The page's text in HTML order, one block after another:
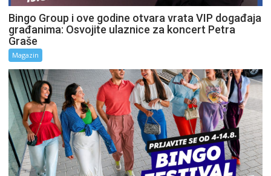
Bingo Group i ove godine otvara vrata VIP događaja
građanima: Osvojite ulaznice za koncert Petra
Graše
Magazin